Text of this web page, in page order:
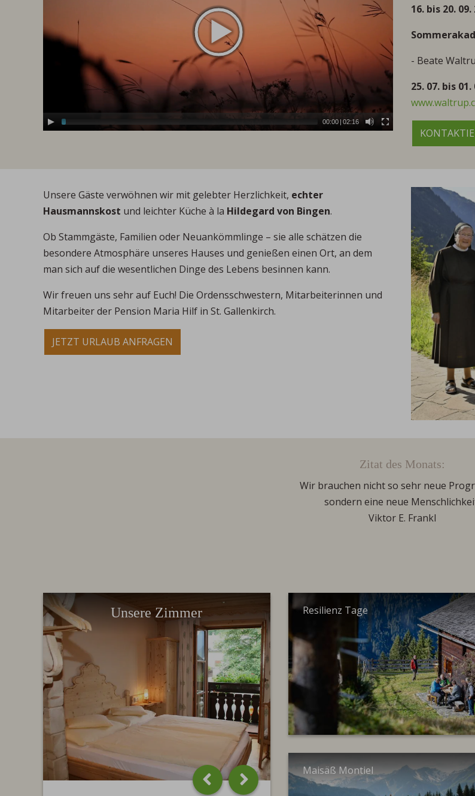
00:00 | 02:16
16. bis 20. 09.
- Beate
25. 07. bis 01.
Unsere Gäste verwöhnen wir mit gelebter Herzlichkeit, echter
Hausmannskost und leichter Küche à la Hildegard von Bingen.
Ob Stammgäste, Familien oder Neuankömmlinge – sie alle schätzen die
besondere Atmosphäre unseres Hauses und genießen einen Ort, an dem
man sich auf die wesentlichen Dinge des Lebens besinnen kann.
Wir freuen uns sehr auf Euch! Die Ordensschwestern, Mitarbeiterinnen und
Mitarbeiter der Pension Maria Hilf in St. Gallenkirch.
JETZT URLAUB ANFRAGEN
Zitat des Monats:
Wir brauchen nicht so sehr neue
sondern eine neue
Viktor E. Frankl
Unsere Zimmer Resilienz Tage
Maisäß Montiel